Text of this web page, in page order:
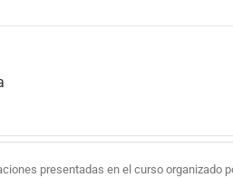
presentadas en el curso organizado